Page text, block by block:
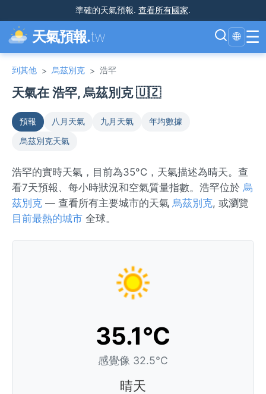
準確的天氣預報. 查看所有國家.
天氣預報.tw 🌐 ☰
到其他 > 烏茲別克 > 浩罕
天氣在 浩罕, 烏茲別克 🇺🇿
預報 八月天氣 九月天氣
年均數據
烏茲別克天氣
浩罕的實時天氣，目前為35°C，天氣描述為晴天。查
看7天預報、每小時狀況和空氣質量指數。浩罕位於 烏
茲別克 — 查看所有主要城市的天氣 烏茲別克, 或瀏覽
目前最熱的城市 全球。
35.1°C
感覺像 32.5°C
晴天